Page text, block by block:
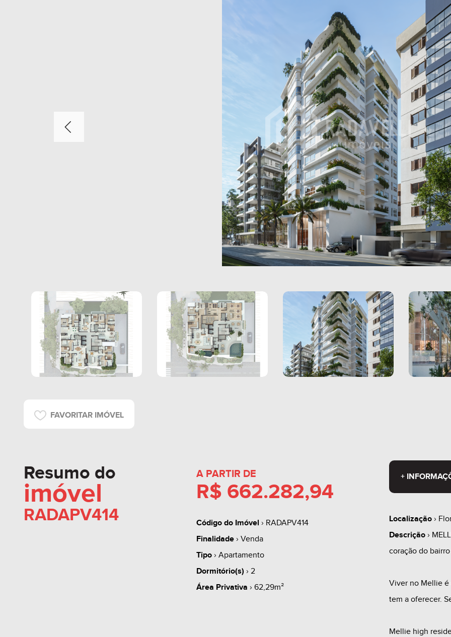
FAVORITAR IMÓVEL
Resumo do
imóvel
RADAPV414
A PARTIR DE
R$ 662.282,94
Código do Imóvel › RADAPV414
Finalidade› Venda
Tipo› Apartamento
Dormitório(s) › 2
Área Privativa › 62,29m²
+
Localização ›
Descrição ›
coração do
Viver no Mellie é
tem a oferecer.
Mellie high